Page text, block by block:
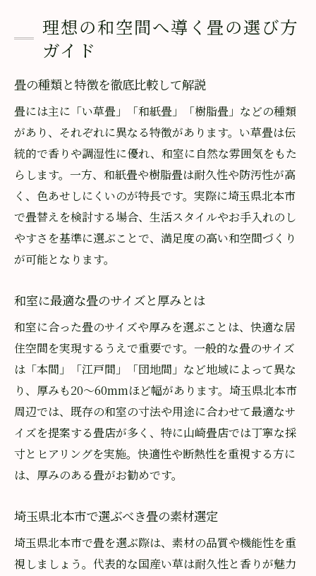
理想の和空間へ導く畳の選び方
ガイド
畳の種類と特徴を徹底比較して解説
畳には主に「い草畳」「和紙畳」「樹脂畳」などの種類
があり、それぞれに異なる特徴があります。い草畳は伝
統的で香りや調湿性に優れ、和室に自然な雰囲気をもた
らします。一方、和紙畳や樹脂畳は耐久性や防汚性が高
く、色あせしにくいのが特長です。実際に埼玉県北本市
で畳替えを検討する場合、生活スタイルやお手入れのし
やすさを基準に選ぶことで、満足度の高い和空間づくり
が可能となります。
和室に最適な畳のサイズと厚みとは
和室に合った畳のサイズや厚みを選ぶことは、快適な居
住空間を実現するうえで重要です。一般的な畳のサイズ
は「本間」「江戸間」「団地間」など地域によって異な
り、厚みも20～60mmほど幅があります。埼玉県北本市
周辺では、既存の和室の寸法や用途に合わせて最適なサ
イズを提案する畳店が多く、特に山崎畳店では丁寧な採
寸とヒアリングを実施。快適性や断熱性を重視する方に
は、厚みのある畳がお勧めです。
埼玉県北本市で選ぶべき畳の素材選定
埼玉県北本市で畳を選ぶ際は、素材の品質や機能性を重
視しましょう。代表的な国産い草は耐久性と香りが魅力